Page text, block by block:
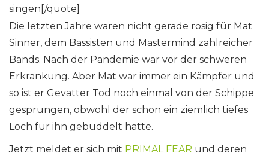
singen[/quote]
Die letzten Jahre waren nicht gerade rosig für Mat
Sinner, dem Bassisten und Mastermind zahlreicher
Bands. Nach der Pandemie war vor der schweren
Erkrankung. Aber Mat war immer ein Kämpfer und
so ist er Gevatter Tod noch einmal von der Schippe
gesprungen, obwohl der schon ein ziemlich tiefes
Loch für ihn gebuddelt hatte.
Jetzt meldet er sich mit PRIMAL FEAR und deren